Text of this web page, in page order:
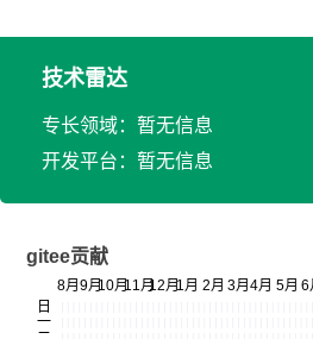
技术雷达
专长领域：暂无信息
开发平台：暂无信息
gitee贡献